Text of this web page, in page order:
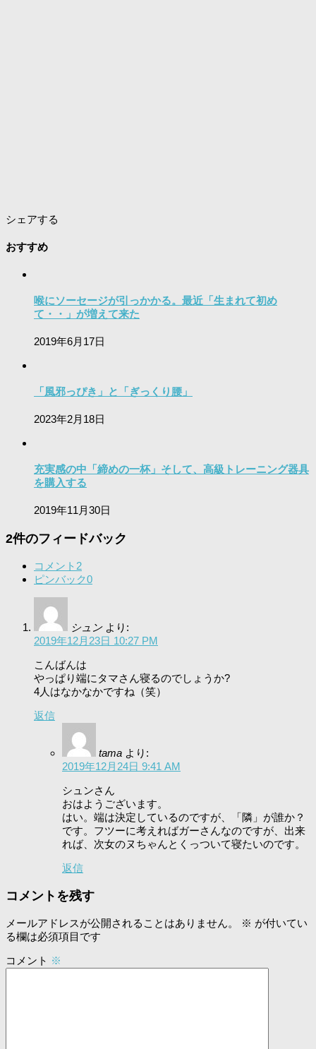
シェアする
おすすめ
喉にソーセージが引っかかる。最近「生まれて初め
て・・」が増えて来た
2019年6月17日
「風邪っぴき」と「ぎっくり腰」
2023年2月18日
充実感の中「締めの一杯」そして、高級トレーニング器具
を購入する
2019年11月30日
2件のフィードバック
コメント 2
ピンバック0
シュン より:
2019年12月23日 10:27 PM
こんばんは
やっぱり端にタマさん寝るのでしょうか?
4人はなかなかですね（笑）
返信
tama より:
2019年12月24日 9:41 AM
シュンさん
おはようございます。
はい。端は決定しているのですが、「隣」が誰か？
です。フツーに考えればガーさんなのですが、出来
れば、次女のヌちゃんとくっついて寝たいのです。
返信
コメントを残す
メールアドレスが公開されることはありません。 ※ が付いてい
る欄は必須項目です
コメント ※